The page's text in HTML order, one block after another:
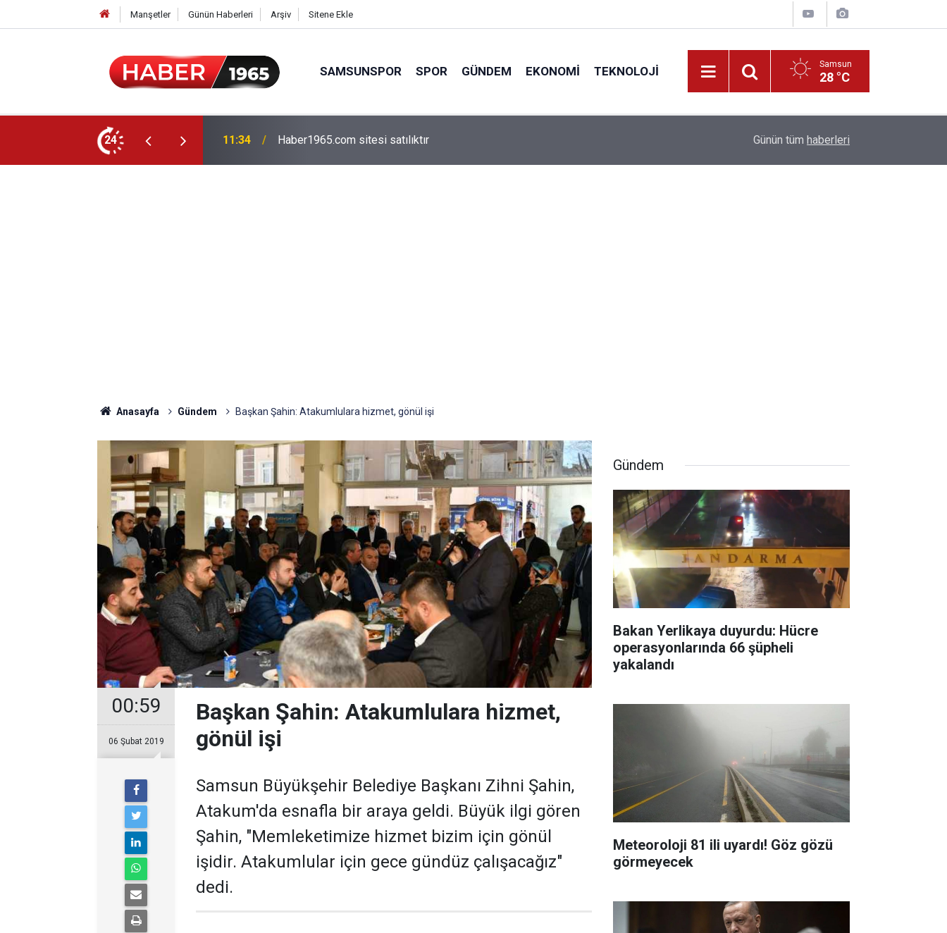
Manşetler Günün Haberleri Arşiv Sitene Ekle
SAMSUNSPOR SPOR GÜNDEM EKONOMI TEKNOLOJI Samsun
28 °C
24 15:52 Milyonlarca emekliyi ilgilendiriyor: Zamlı maaşlar hesaplarda Fahiş fiyatlar nedeniyle işletmelere 101 milyon
Günün tüm haberleri
Anasayfa Gündem Başkan Şahin: Atakumlulara hizmet, gönül işi
00:59
06 Şubat 2019
Başkan Şahin: Atakumlulara hizmet,
gönül işi
Samsun Büyükşehir Belediye Başkanı Zihni Şahin,
Atakum'da esnafla bir araya geldi. Büyük ilgi gören
Şahin, "Memleketimize hizmet bizim için gönül
işidir. Atakumlular için gece gündüz çalışacağız"
dedi.
Gündem
Bakan Yerlikaya duyurdu: Hücre
operasyonlarında 66 şüpheli
yakalandı
Meteoroloji 81 ili uyardı! Göz gözü
görmeyecek